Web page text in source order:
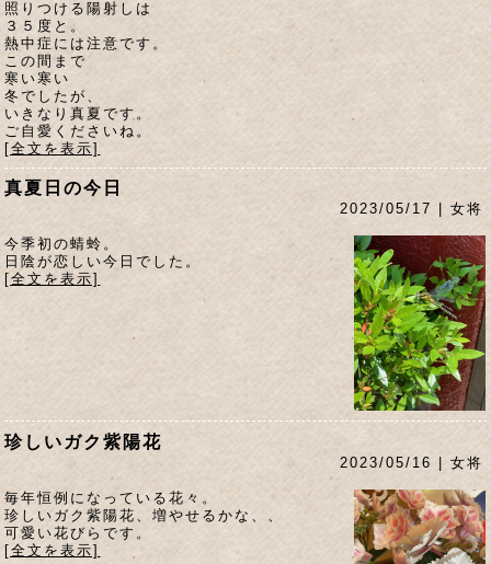
照りつける陽射しは
３５度と。
熱中症には注意です。
この間まで
寒い寒い
冬でしたが、
いきなり真夏です。
ご自愛くださいね。
[全文を表示]
真夏日の今日
2023/05/17 | 女将
今季初の蜻蛉。
日陰が恋しい今日でした。
[全文を表示]
珍しいガク紫陽花
2023/05/16 | 女将
毎年恒例になっている花々。
珍しいガク紫陽花、増やせるかな、、
可愛い花びらです。
[全文を表示]